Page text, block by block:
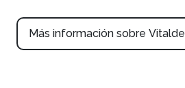
Más información sobre